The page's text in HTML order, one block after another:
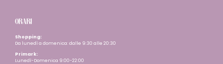
ORARI
Shopping:
Da lunedì a domenica: dalle 9:30 alle 20:30
Primark:
Lunedì-Domenica 9:00-22:00